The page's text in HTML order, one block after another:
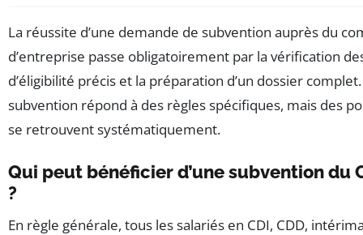
La réussite d’une demande de subvention auprès du
d’entreprise passe obligatoirement par la vérification
d’éligibilité précis et la préparation d’un dossier
subvention répond à des règles spécifiques, mais des
se retrouvent systématiquement.
Qui peut bénéficier d’une subvention du
?
En règle générale, tous les salariés en CDI, CDD,